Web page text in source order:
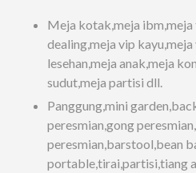
Meja kotak,meja ibm,meja
dealing,meja vip
lesehan,meja anak,meja
sudut,meja partisi dll.
Panggung,mini
peresmian,gong
peresmian,barstool,bean
portable,tirai,partisi,tiang